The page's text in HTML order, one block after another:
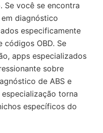
Se você se encontra
diagnóstico
especificamente
códigos OBD. Se
apps especializados
sobre
de ABS e
torna
específicos do